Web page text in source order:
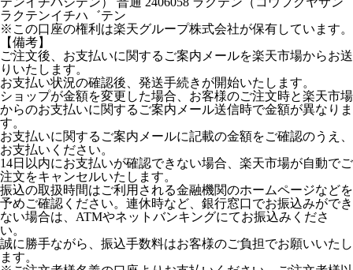
ラクテンイチハ゛テン
※この口座の権利は楽天グループ株式会社が保有しています。
【備考】
ご注文後、お支払いに関するご案内メールを楽天市場からお送
りいたします。
お支払い状況の確認後、発送手続きが開始いたします。
ショップが金額を変更した場合、お客様のご注文時と楽天市場
からのお支払いに関するご案内メール送信時で金額が異なりま
す。
お支払いに関するご案内メールに記載の金額をご確認のうえ、
お支払いください。
14日以内にお支払いが確認できない場合、楽天市場が自動でご
注文をキャンセルいたします。
振込の取扱時間はご利用される金融機関のホームページなどを
予めご確認ください。連休時など、銀行窓口でお振込みができ
ない場合は、ATMやネットバンキングにてお振込みくださ
い。
誠に勝手ながら、振込手数料はお客様のご負担でお願いいたし
ます。